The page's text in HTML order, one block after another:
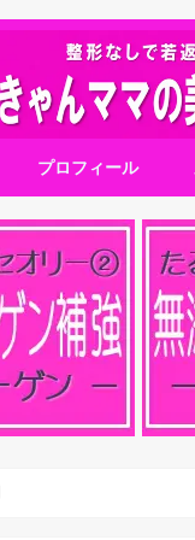
プロフィール